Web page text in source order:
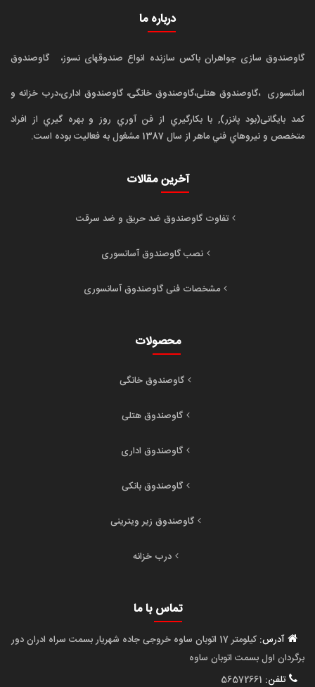
درباره ما
گاوصندوق سازی جواهران باکس سازنده انواع صندوقهای نسوز، گاوصندوق
اسانسوری ،گاوصندوق هتلی،گاوصندوق خانگی، گاوصندوق اداری،درب خزانه و
کمد بایگانی(بود پانزر), با بکارگيري از فن آوري روز و بهره گيري از افراد
متخصص و نيروهاي فني ماهر از سال 1387 مشغول به فعاليت بوده است.
آخرین مقالات
تفاوت گاوصندوق ضد حریق و ضد سرقت
نصب گاوصندوق آسانسوری
مشخصات فنی گاوصندوق آسانسوری
محصولات
گاوصندوق خانگی
گاوصندوق هتلی
گاوصندوق اداری
گاوصندوق بانکی
گاوصندوق زیر ویترینی
درب خزانه
تماس با ما
آدرس:
کیلومتر 17 اتوبان ساوه خروجی جاده شهریار بسمت سراه ادران دور
برگردان اول بسمت اتوبان ساوه
تلفن: